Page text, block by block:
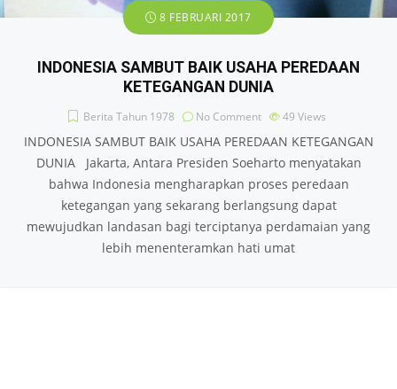
8 FEBRUARI 2017
INDONESIA SAMBUT BAIK USAHA PEREDAAN
KETEGANGAN DUNIA
Berita Tahun 1978 No Comment 49 Views
INDONESIA SAMBUT BAIK USAHA PEREDAAN KETEGANGAN
DUNIA Jakarta, Antara Presiden Soeharto menyatakan
bahwa Indonesia mengharapkan proses peredaan
ketegangan yang sekarang berlangsung dapat
mewujudkan landasan bagi terciptanya perdamaian yang
lebih menenteramkan hati umat